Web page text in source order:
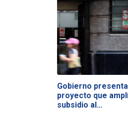
Gobierno presenta
proyecto que
subsidio al…